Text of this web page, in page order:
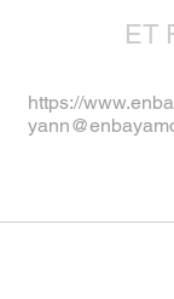
ET
https://